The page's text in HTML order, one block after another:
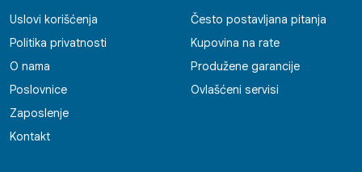
Uslovi korišćenja
Politika privatnosti
O nama
Poslovnice
Zaposlenje
Kontakt
Često postavljana pitanja
Kupovina na rate
Produžene garancije
Ovlašćeni servisi